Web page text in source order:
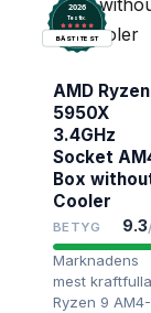
2026
Testix.
BÄST I TEST
AMD
5950X
3.4GHz
Socket
Box
Cooler
BETYG 9.3
Marknadens
mest kraftfulla
Ryzen 9 AM4-